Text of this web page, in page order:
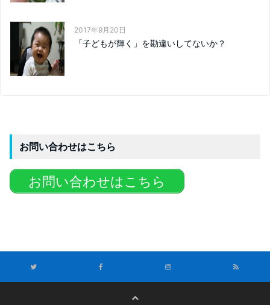
2017年9月20日
「子どもが輝く」を勘違いしてないか？
お問い合わせはこちら
お問い合わせはこちら